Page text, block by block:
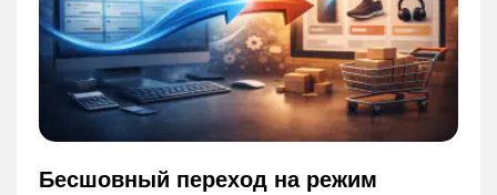
Бесшовный переход на режим